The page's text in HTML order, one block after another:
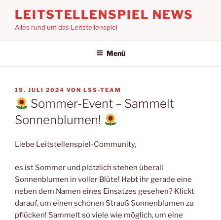
Inhalt
springen
LEITSTELLENSPIEL NEWS
Alles rund um das Leitstellenspiel
Menü
VERÖFFENTLICHT
AM
19. JULI 2024 VON LSS-TEAM
Sommer-Event – Sammelt
Sonnenblumen!
Liebe Leitstellenspiel-Community,
es ist Sommer und plötzlich stehen überall
Sonnenblumen in voller Blüte! Habt ihr gerade eine
neben dem Namen eines Einsatzes gesehen? Klickt
darauf, um einen schönen Strauß Sonnenblumen zu
pflücken! Sammelt so viele wie möglich, um eine